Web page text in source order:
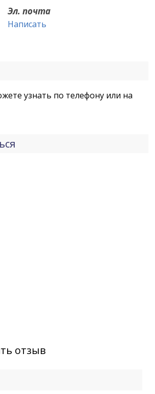
мероприятия,
мобилизовать собственные
организма. Применение
общее состояние,
организма.
Эл. почта
Написать
узнать по телефону или на
отзыв